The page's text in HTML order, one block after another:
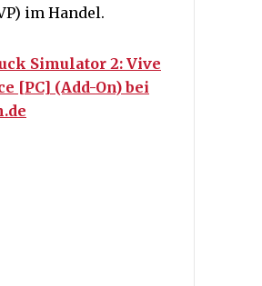
im Handel.
Simulator 2: Vive
[PC] (Add-On) bei